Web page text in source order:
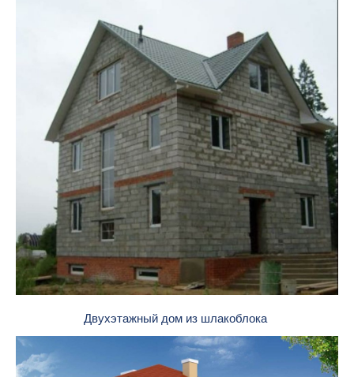
Двухэтажный дом из шлакоблока